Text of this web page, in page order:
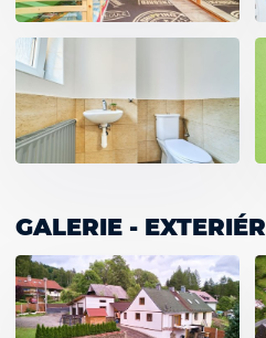
GALERIE - EXTERIÉR